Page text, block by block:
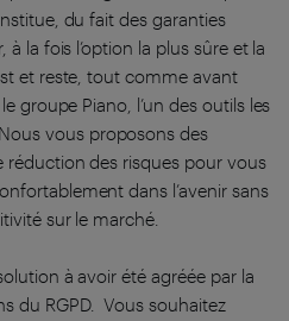
du fait des garanties
la fois l’option la plus sûre et la
et reste, tout comme avant
groupe Piano, l’un des outils les
vous proposons des
réduction des risques pour vous
dans l’avenir sans
sur le marché.
à avoir été agréée par la
du RGPD. Vous souhaitez